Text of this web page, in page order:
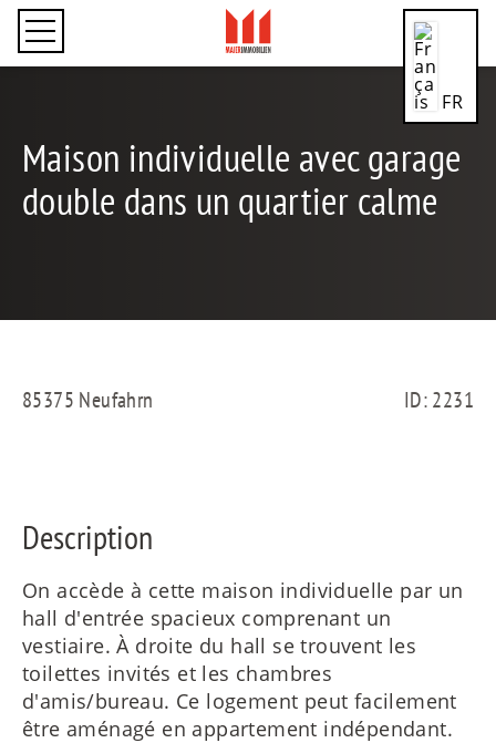
FR
Maison individuelle avec garage
double dans un quartier calme
85375 Neufahrn ID: 2231
Description
On accède à cette maison individuelle par un
hall d'entrée spacieux comprenant un
vestiaire. À droite du hall se trouvent les
toilettes invités et les chambres
d'amis/bureau. Ce logement peut facilement
être aménagé en appartement indépendant.